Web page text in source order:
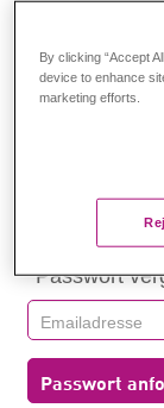
Anmelden
Passwort
Passwort
By clicking “Accept
device to enhance
marketing efforts.